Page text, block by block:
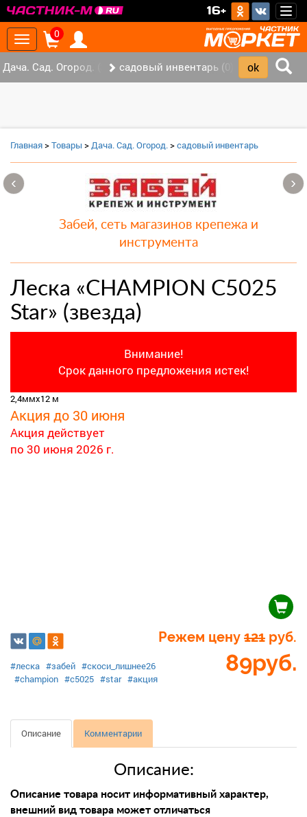
16+
Toggle
navigation
0
Дача. Сад. Огород. (2) садовый инвентарь (0)
Главная>Товары >Дача. Сад. Огород.>садовый инвентарь
Забей, сеть магазинов крепежа и
инструмента
Леска «CHAMPION С5025
Star» (звезда)
Внимание!
Срок данного предложения истек!
2,4ммх12 м
Акция до 30 июня
Акция действует
по 30 июня 2026 г.
Режем цену 121 руб.
89руб.
#леска #забей #скоси_лишнее26
#champion #с5025 #star #акция
Описание Комментарии
Описание:
Описание товара носит информативный характер,
внешний вид товара может отличаться
‹ ›